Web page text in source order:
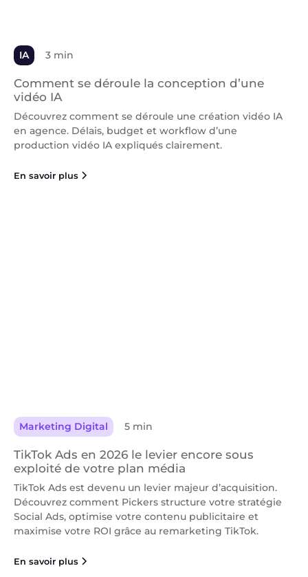
IA 3 min
Comment se déroule la conception d’une
vidéo IA
Découvrez comment se déroule une création vidéo IA
en agence. Délais, budget et workflow d’une
production vidéo IA expliqués clairement.
En savoir plus
Marketing Digital 5 min
TikTok Ads en 2026 le levier encore sous
exploité de votre plan média
TikTok Ads est devenu un levier majeur d’acquisition.
Découvrez comment Pickers structure votre stratégie
Social Ads, optimise votre contenu publicitaire et
maximise votre ROI grâce au remarketing TikTok.
En savoir plus